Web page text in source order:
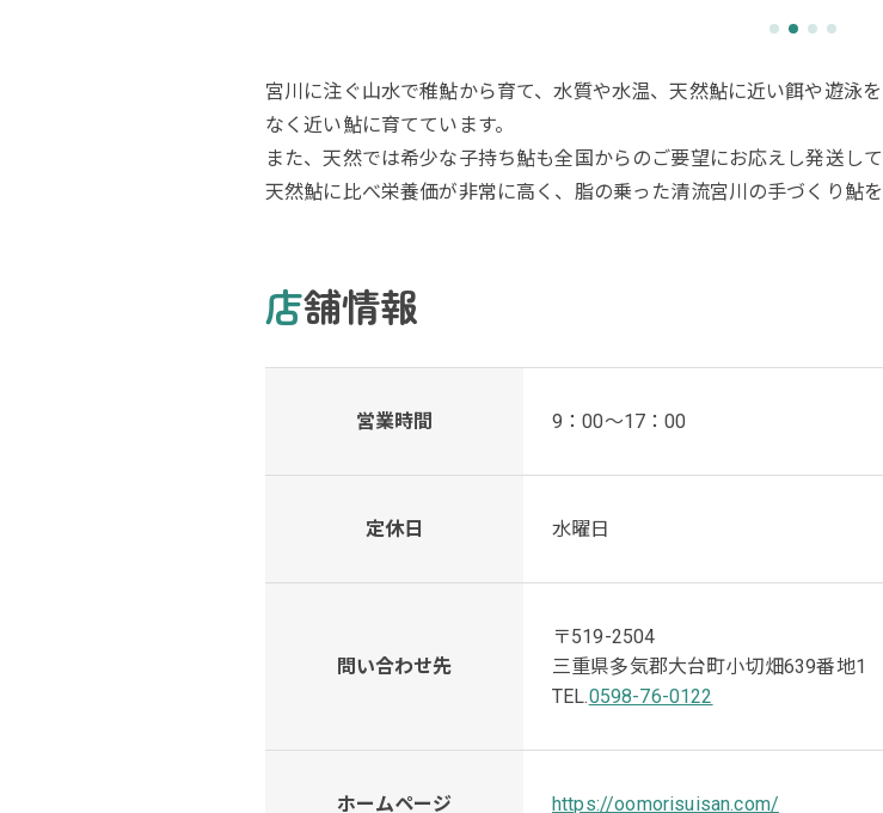
宮川に注ぐ山水で稚鮎から育て、水質や水温、天然鮎に近い餌や遊泳
なく近い鮎に育てています。
また、天然では希少な子持ち鮎も全国からのご要望にお応えし発送して
天然鮎に比べ栄養価が非常に高く、脂の乗った清流宮川の手づくり鮎を
店舗情報
営業時間 9：00～17：00
定休日 水曜日
問い合わせ先
〒519-2504
三重県多気郡大台町小切畑639番地1
TEL.0598-76-0122
ホームページ https://oomorisuisan.com/